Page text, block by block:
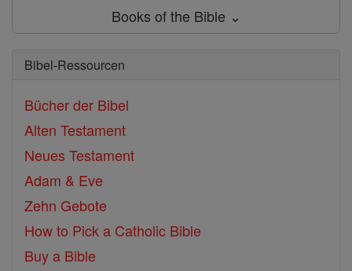
Books of the Bible ⌄
Bibel-Ressourcen
Bücher der Bibel
Alten Testament
Neues Testament
Adam & Eve
Zehn Gebote
How to Pick a Catholic Bible
Buy a Bible